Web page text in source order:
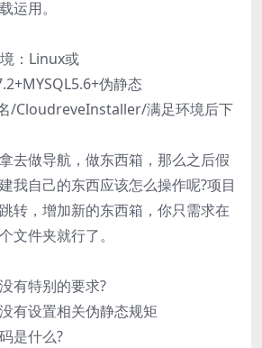
运用。
：Linux或
伪静态
/CloudreveInstaller/满足环境后下
去做导航，做东西箱，那么之后假
我自己的东西应该怎么操作呢?项目
转，增加新的东西箱，你只需求在
文件夹就行了。
有特别的要求?
有设置相关伪静态规矩
是什么?